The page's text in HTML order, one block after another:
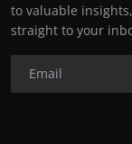
to valuable
straight to your